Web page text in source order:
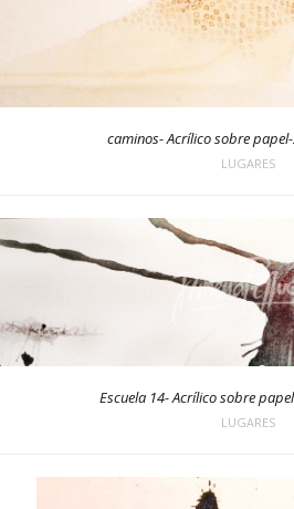
caminos- Acrílico sobre
LUGARES
Escuela 14- Acrílico sobre
LUGARES